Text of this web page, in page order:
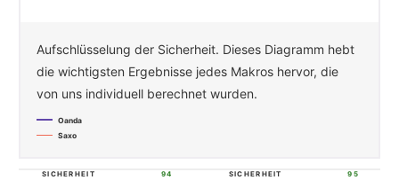
Aufschlüsselung der Sicherheit. Dieses Diagramm hebt
die wichtigsten Ergebnisse jedes Makros hervor, die
von uns individuell berechnet wurden.
Oanda
Saxo
SICHERHEIT 94 SICHERHEIT 95